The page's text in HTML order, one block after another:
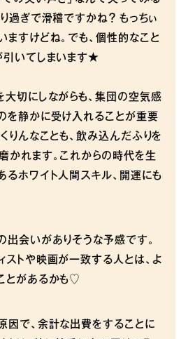
過ぎで滑稽ですかね？ もっちぃ
ますけどね。でも、個性的なこと
引いてしまいます★
大切にしながらも、集団の空気感
を静かに受け入れることが重要
りんなことも、飲み込んだふりを
かれます。これからの時代を生
るホワイト人間スキル、開運にも
出会いがありそうな予感です。
ストや映画が一致する人とは、よ
とがあるかも♡
因で、余計な出費をすることに